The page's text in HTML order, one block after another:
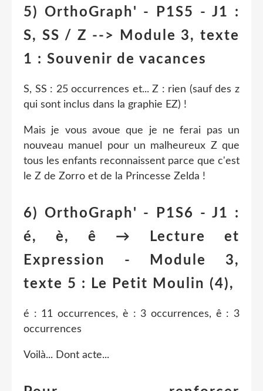
5) OrthoGraph' - P1S5 - J1 :
S, SS / Z --> Module 3, texte
1 : Souvenir de vacances
S, SS : 25 occurrences et... Z : rien (sauf des z
qui sont inclus dans la graphie EZ) !
Mais je vous avoue que je ne ferai pas un
nouveau manuel pour un malheureux Z que
tous les enfants reconnaissent parce que c'est
le Z de Zorro et de la Princesse Zelda !
6) OrthoGraph' - P1S6 - J1 :
é, è, ê → Lecture et
Expression - Module 3,
texte 5 : Le Petit Moulin (4),
é : 11 occurrences, è : 3 occurrences, ê : 3
occurrences
Voilà... Dont acte...